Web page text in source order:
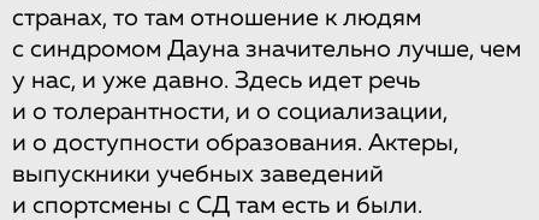
странах, то там отношение к людям
с синдромом Дауна значительно лучше, чем
у нас, и уже давно. Здесь идет речь
и о толерантности, и о социализации,
и о доступности образования. Актеры,
выпускники учебных заведений
и спортсмены с СД там есть и были.